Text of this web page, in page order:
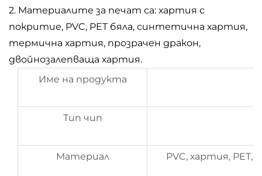
2. Материалите за печат са: хартия с
покритие, PVC, PET бяла, синтетична хартия,
термична хартия, прозрачен дракон,
двойнозалепваща хартия.
Име на продукта
Тип чип
Материал PVC, хартия,